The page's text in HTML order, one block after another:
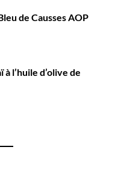
de Causses AOP
l’huile d’olive de